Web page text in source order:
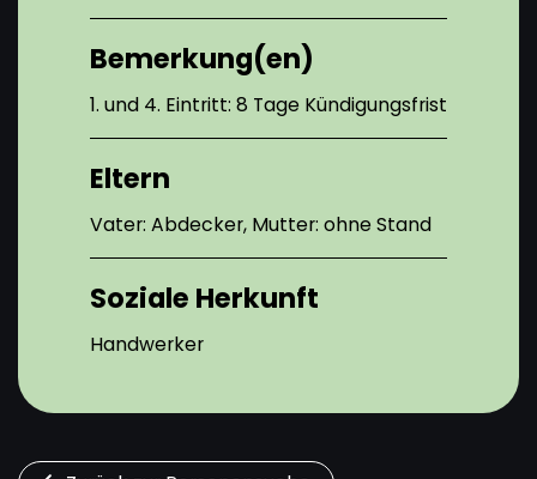
Bemerkung(en)
1. und 4. Eintritt: 8 Tage Kündigungsfrist
Eltern
Vater: Abdecker, Mutter: ohne Stand
Soziale Herkunft
Handwerker